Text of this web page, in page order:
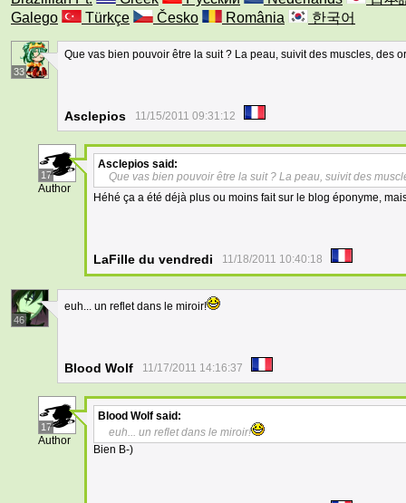
Galego
Türkçe Česko România 한국어
33
Que vas bien pouvoir être la suit ? La peau, suivit des muscles, des
Asclepios 11/15/2011 09:31:12
17
Author
Asclepios said:
Que vas bien pouvoir être la suit ? La peau, suivit des
Héhé ça a été déjà plus ou moins fait sur le blog éponyme,
LaFille du vendredi 11/18/2011 10:40:18
46
euh... un reflet dans le miroir!
Blood Wolf 11/17/2011 14:16:37
17
Author
Blood Wolf said:
euh... un reflet dans le miroir!
Bien B-)